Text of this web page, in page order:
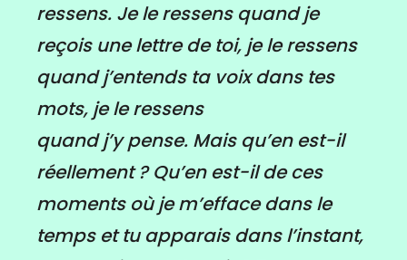
ressens. Je le ressens quand je
reçois une lettre de toi, je le ressens
quand j’entends ta voix dans tes
mots, je le ressens
quand j’y pense. Mais qu’en est-il
réellement ? Qu’en est-il de ces
moments où je m’efface dans le
temps et tu apparais dans l’instant,